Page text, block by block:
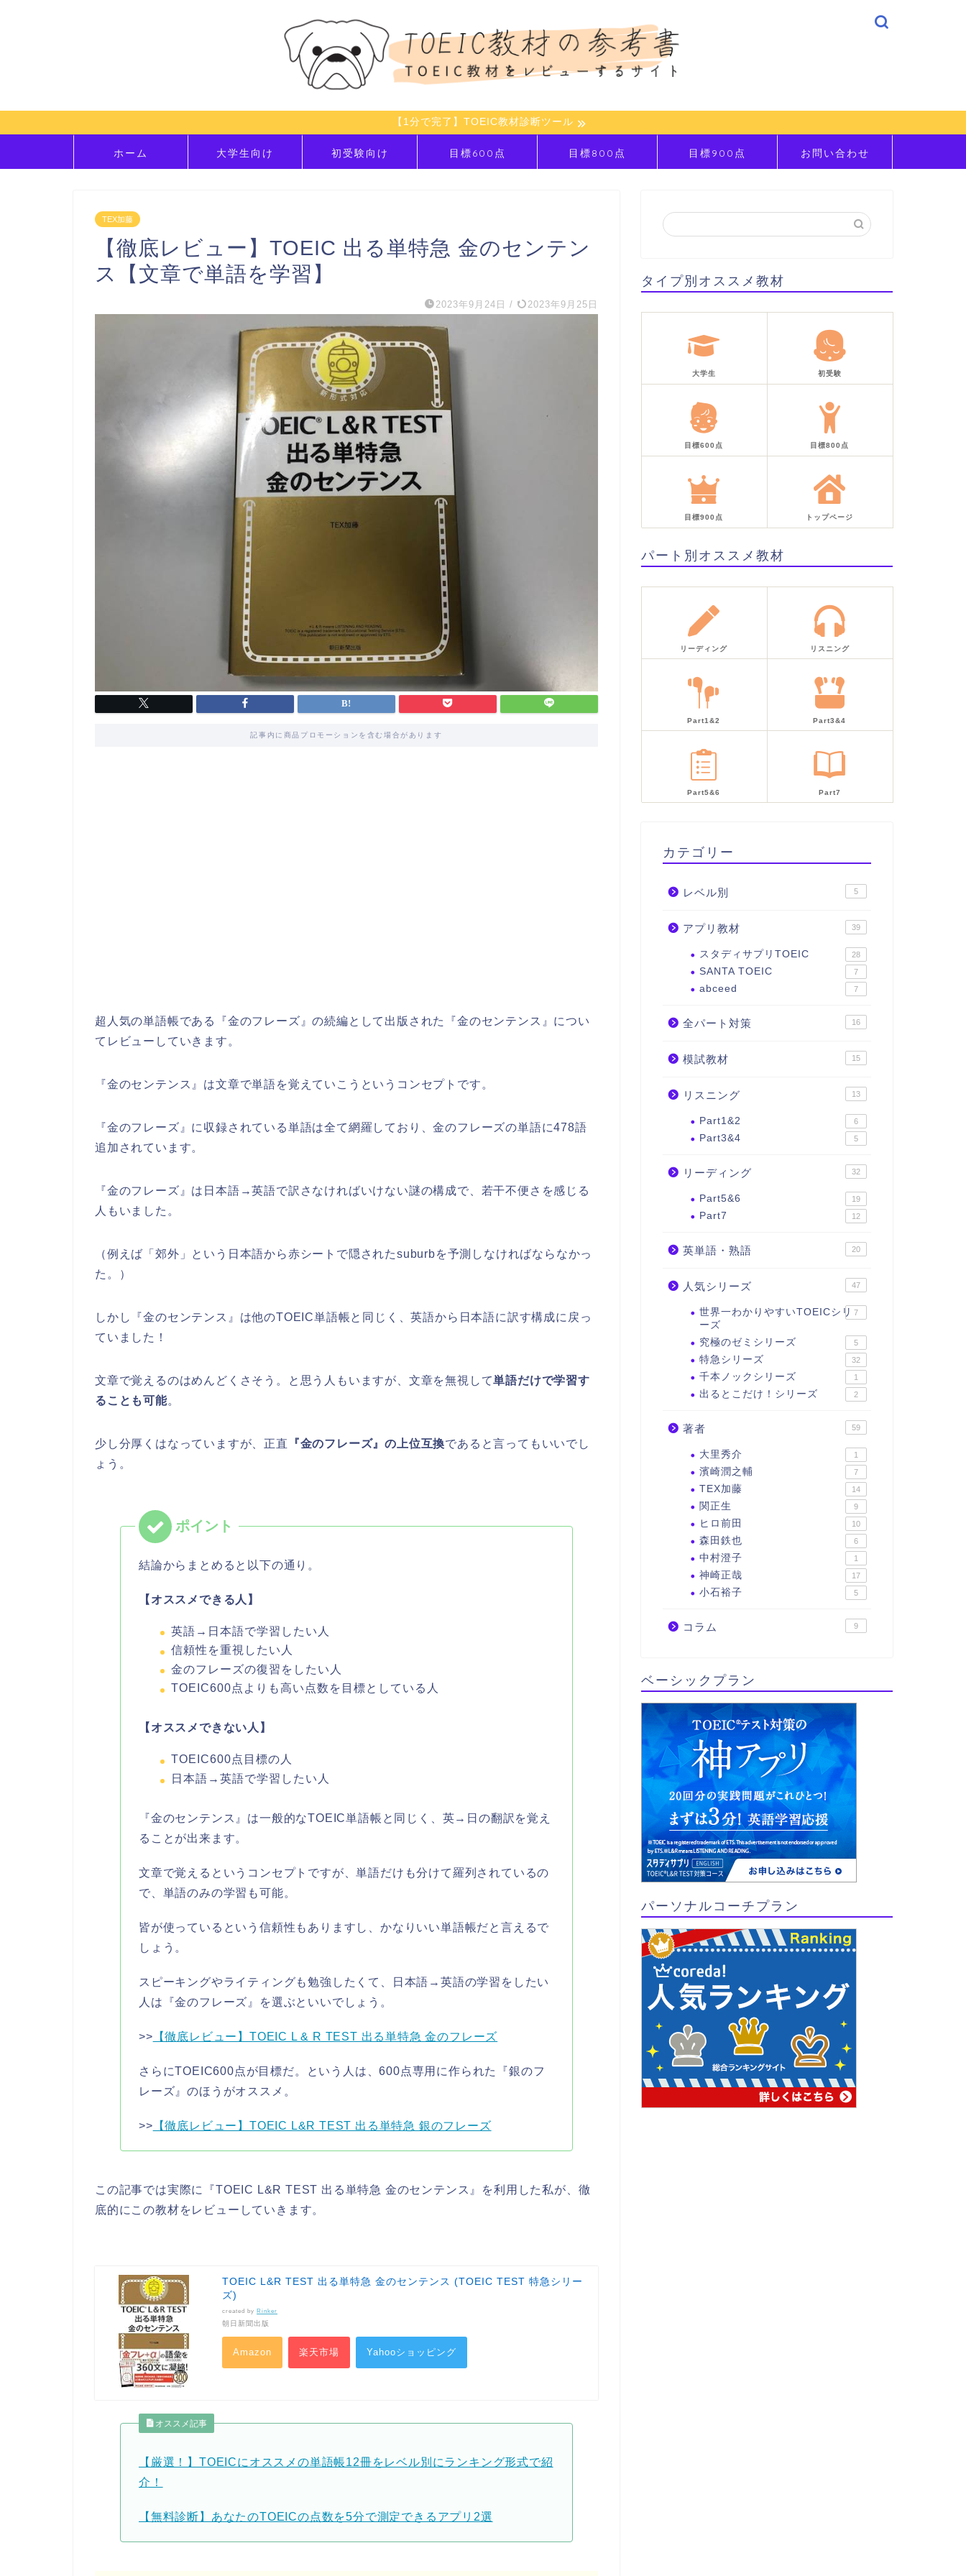
【1分で完了】TOEIC教材診断ツール
ホーム 大学生向け 初受験向け 目標600点 目標800点 目標900点 お問い合わせ
TEX加藤
【徹底レビュー】TOEIC 出る単特急 金のセンテン
ス【文章で単語を学習】
2023年9月24日 / 2023年9月25日
記事内に商品プロモーションを含む場合があります
超人気の単語帳である『金のフレーズ』の続編として出版された『金のセンテンス』につい
てレビューしていきます。
『金のセンテンス』は文章で単語を覚えていこうというコンセプトです。
『金のフレーズ』に収録されている単語は全て網羅しており、金のフレーズの単語に478語
追加されています。
『金のフレーズ』は日本語→英語で訳さなければいけない謎の構成で、若干不便さを感じる
人もいました。
（例えば「郊外」という日本語から赤シートで隠されたsuburbを予測しなければならなかっ
た。）
しかし『金のセンテンス』は他のTOEIC単語帳と同じく、英語から日本語に訳す構成に戻っ
ていました！
文章で覚えるのはめんどくさそう。と思う人もいますが、文章を無視して単語だけで学習す
ることも可能。
少し分厚くはなっていますが、正直 『金のフレーズ』の上位互換であると言ってもいいでし
ょう。
結論からまとめると以下の通り。
【オススメできる人】
英語→日本語で学習したい人
信頼性を重視したい人
金のフレーズの復習をしたい人
TOEIC600点よりも高い点数を目標としている人
【オススメできない人】
TOEIC600点目標の人
日本語→英語で学習したい人
『金のセンテンス』は一般的なTOEIC単語帳と同じく、英→日の翻訳を覚え
ることが出来ます。
文章で覚えるというコンセプトですが、単語だけも分けて羅列されているの
で、単語のみの学習も可能。
皆が使っているという信頼性もありますし、かなりいい単語帳だと言えるで
しょう。
スピーキングやライティングも勉強したくて、日本語→英語の学習をしたい
人は『金のフレーズ』を選ぶといいでしょう。
>> 【徹底レビュー】TOEIC L & R TEST 出る単特急 金のフレーズ
さらにTOEIC600点が目標だ。という人は、600点専用に作られた『銀のフ
レーズ』のほうがオススメ。
>> 【徹底レビュー】TOEIC L&R TEST 出る単特急 銀のフレーズ
この記事では実際に『TOEIC L&R TEST 出る単特急 金のセンテンス』を利用した私が、徹
底的にこの教材をレビューしていきます。
TOEIC L&R TEST 出る単特急 金のセンテンス (TOEIC TEST 特急シリー
ズ)
created by Rinker
朝日新聞出版
Amazon 楽天市場 Yahooショッピング
オススメ記事
【厳選！】TOEICにオススメの単語帳12冊をレベル別にランキング形式で紹
介！
【無料診断】あなたのTOEICの点数を5分で測定できるアプリ2選
タイプ別オススメ教材
大学生 初受験
目標600点 目標800点
目標900点 トップページ
パート別オススメ教材
リーディング リスニング
Part1&2 Part3&4
Part5&6 Part7
カテゴリー
レベル別 5
アプリ教材 39
スタディサプリTOEIC 28
SANTA TOEIC 7
abceed 7
全パート対策 16
模試教材 15
リスニング 13
Part1&2 6
Part3&4 5
リーディング 32
Part5&6 19
Part7 12
英単語・熟語 20
人気シリーズ 47
世界一わかりやすいTOEICシリ
ーズ
7
究極のゼミシリーズ 5
特急シリーズ 32
千本ノックシリーズ 1
出るとこだけ！シリーズ 2
著者 59
大里秀介 1
濱崎潤之輔 7
TEX加藤 14
関正生 9
ヒロ前田 10
森田鉄也 6
中村澄子 1
神崎正哉 17
小石裕子 5
コラム 9
ベーシックプラン
パーソナルコーチプラン